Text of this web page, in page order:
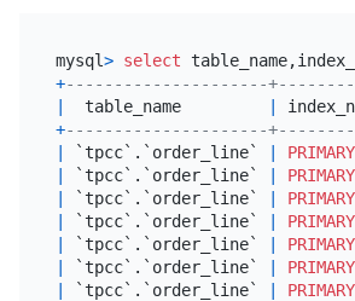
mysql> select
+---------------------
|
  table_name
|
+---------------------
|
`tpcc`.`order_line` | PRIMARY
|
`tpcc`.`order_line` | PRIMARY
|
`tpcc`.`order_line` | PRIMARY
|
`tpcc`.`order_line` | PRIMARY
|
`tpcc`.`order_line` | PRIMARY
|
`tpcc`.`order_line` | PRIMARY
|
`tpcc`.`order_line` | PRIMARY